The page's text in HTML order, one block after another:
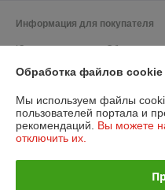
Информация для покупателя
Юридическое лицо:Общество с
220036, Республика Беларусь,
кабинет 306
Регистрационный номер ЕГР:
УНП: 193257545
Дата регистрации компании:
Обработка файлов cookie
Мы используем файлы
пользователей портала и
рекомендаций. Вы можете
отключить их.